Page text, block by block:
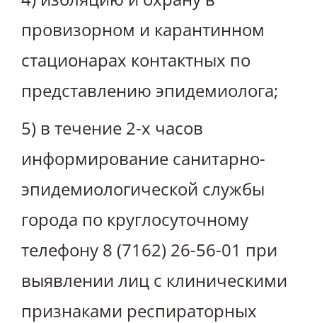
провизорном и карантинном
стационарах контактных по
представлению эпидемиолога;
5) в течение 2-х часов
информирование санитарно-
эпидемиологической службы
города по круглосуточному
телефону 8 (7162) 26-56-01 при
выявлении лиц с клиническими
признаками респираторных